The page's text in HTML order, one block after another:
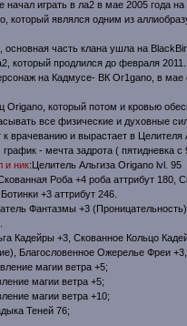
начал играть в ла2 в мае 2005 года
который являлся одним из
основная часть клана ушла на
который продлился до февраля 2011.
на Кадмусе- ВК Or1gano, в мае
Origano, который потом и кровью
все физические и духовные
к врачеванию и вырастает в Целителя
- мечта задрота ( пятидневка с
и ник:Целитель Альгиза Origano lvl. 95
Роба +4 роба аттрибут 180,
+3 аттрибут 246.
Фантазмы +3
Кадейры +3, Скованное Кольцо
Благословенное Ожерелье Фреи
магии ветра +5;
магии ветра +5;
магии ветра +10;
Теней 76;